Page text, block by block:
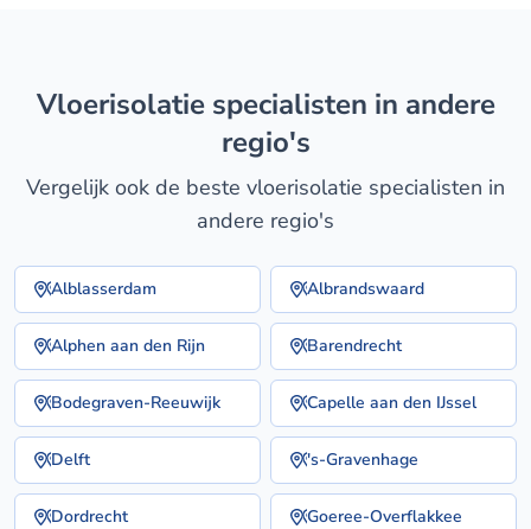
vloerisolatie specialisten in andere
regio's
Vergelijk ook de beste vloerisolatie specialisten in
andere regio's
Alblasserdam Albrandswaard
Alphen aan den Rijn Barendrecht
Bodegraven-Reeuwijk Capelle aan den IJssel
Delft 's-Gravenhage
Dordrecht Goeree-Overflakkee